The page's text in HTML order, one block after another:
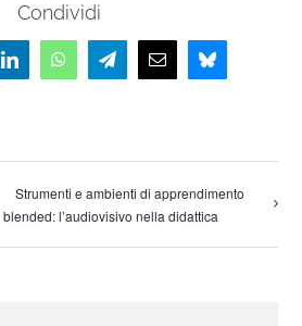
Condividi
LinkedInWhatsAppTelegramEmail Bluesky
Strumenti e ambienti di apprendimento
blended: l’audiovisivo nella didattica